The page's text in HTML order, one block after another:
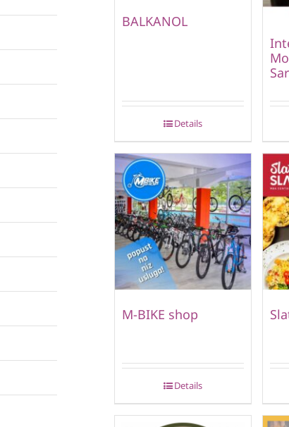
BALKANOL
Details
M-BIKE shop
Details